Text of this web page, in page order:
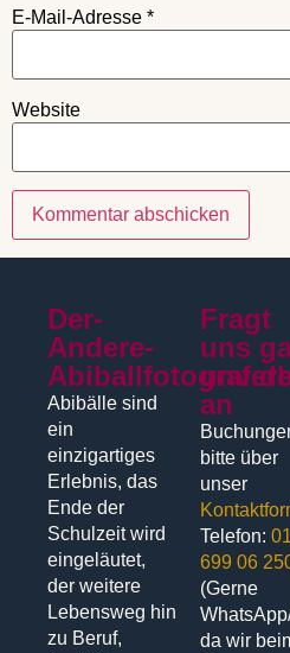
E-Mail-Adresse *
Website
Der-
Andere-
Abibälle sind
ein
einzigartiges
Erlebnis, das
Ende der
Schulzeit wird
eingeläutet,
der weitere
Lebensweg hin
zu Beruf,
Fragt
uns
an
bitte über
unser
Telefon:
699 06
(Gerne
da wir